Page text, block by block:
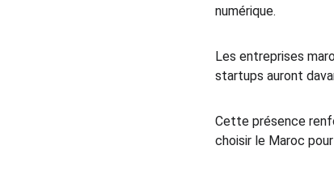
numérique.
Les entreprises
startups auront
Cette présence
choisir le Maroc